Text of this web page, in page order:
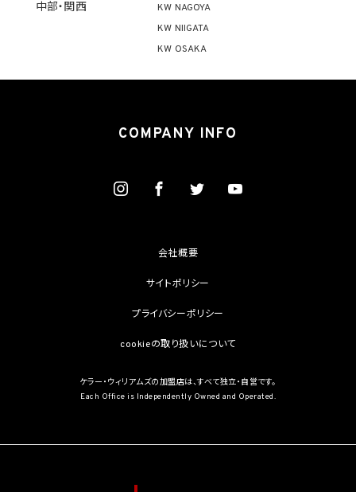
ある場合を除きます。）。
4.2 当社は、違法又は不当な行為を助長し、又は誘発するおそれがある方法により個人
5. 個人情報の適正な取得
情報保護法第2条第3項に定義されるものを意味します。）を取得しません。
を学術研究目的で取得する必要があるとき（当該要配慮個人情報を取得する目的の一
部が学術研究目的である場合を含み、個人の権利利益を不当に侵害するおそれがある
保護法第57条第1項各号に掲げる者その他個人情報保護委員会規則で定める者により
(4) 本人を目視し、又は撮影することにより、その外形上明らかな要配慮個人情報を取得
(5) 第三者から要配慮個人情報の提供を受ける場合であって、当該第三者による当該提
5.3 当社は、第三者から個人情報の提供を受けるに際しては、個人情報保護委員会規則
該個人情報の提供が第4.1項各号のいずれかに該当する場合又は第8.1項各号のいずれ
かに該当する場合を除きます。
中部・関西
KW NAGOYA
KW NIIGATA
KW OSAKA
COMPANY INFO
会社概要
サイトポリシー
プライバシーポリシー
cookieの取り扱いについて
ケラー・ウィリアムズの加盟店は、すべて独立・自営です。
Each Office is Independently Owned and Operated.